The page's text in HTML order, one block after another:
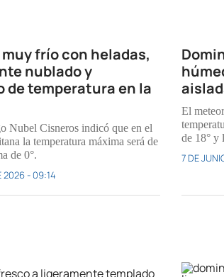
frío con heladas,
nublado y
de temperatura en la
Nubel Cisneros indicó que en el
la temperatura máxima será de
de 0°.
2026 - 09:14
El
de 18° y
7 DE